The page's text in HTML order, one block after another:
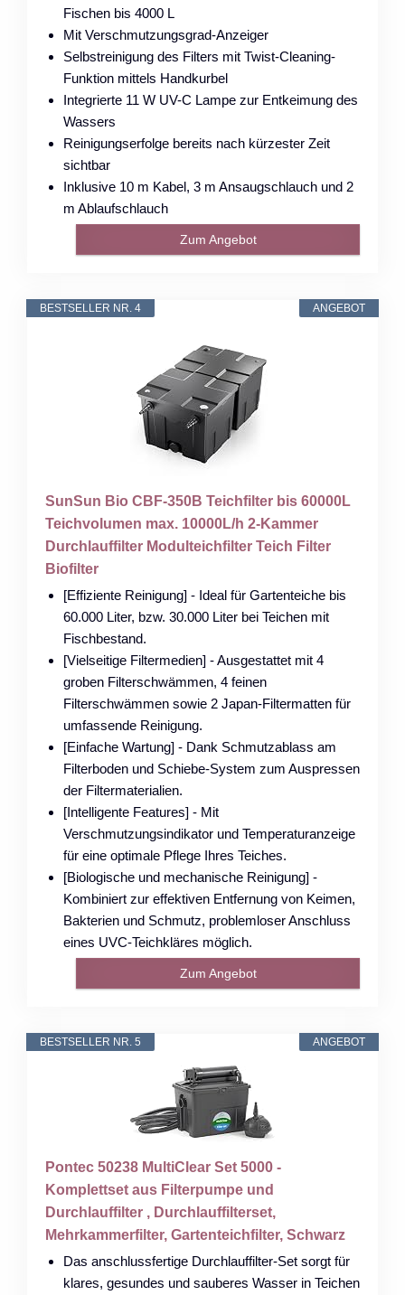
Fischen bis 4000 L
Mit Verschmutzungsgrad-Anzeiger
Selbstreinigung des Filters mit Twist-Cleaning-
Funktion mittels Handkurbel
Integrierte 11 W UV-C Lampe zur Entkeimung des
Wassers
Reinigungserfolge bereits nach kürzester Zeit
sichtbar
Inklusive 10 m Kabel, 3 m Ansaugschlauch und 2
m Ablaufschlauch
Zum Angebot
ANGEBOT
BESTSELLER NR. 4
SunSun Bio CBF-350B Teichfilter bis 60000L
Teichvolumen max. 10000L/h 2-Kammer
Durchlauffilter Modulteichfilter Teich Filter
Biofilter
[Effiziente Reinigung] - Ideal für Gartenteiche bis
60.000 Liter, bzw. 30.000 Liter bei Teichen mit
Fischbestand.
[Vielseitige Filtermedien] - Ausgestattet mit 4
groben Filterschwämmen, 4 feinen
Filterschwämmen sowie 2 Japan-Filtermatten für
umfassende Reinigung.
[Einfache Wartung] - Dank Schmutzablass am
Filterboden und Schiebe-System zum Auspressen
der Filtermaterialien.
[Intelligente Features] - Mit
Verschmutzungsindikator und Temperaturanzeige
für eine optimale Pflege Ihres Teiches.
[Biologische und mechanische Reinigung] -
Kombiniert zur effektiven Entfernung von Keimen,
Bakterien und Schmutz, problemloser Anschluss
eines UVC-Teichkläres möglich.
Zum Angebot
ANGEBOT
BESTSELLER NR. 5
Pontec 50238 MultiClear Set 5000 -
Komplettset aus Filterpumpe und
Durchlauffilter , Durchlauffilterset,
Mehrkammerfilter, Gartenteichfilter, Schwarz
Das anschlussfertige Durchlauffilter-Set sorgt für
klares, gesundes und sauberes Wasser in Teichen